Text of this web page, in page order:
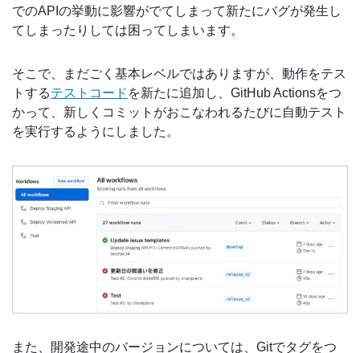
でのAPIの挙動に影響がでてしまって新たにバグが発生し
てしまったりしては困ってしまいます。
そこで、まだごく基本レベルではありますが、動作をテス
トするテストコード を新たに追加し、GitHub Actionsをつ
かって、新しくコミットがおこなわれるたびに自動テスト
を実行するようにしました。
また、開発途中のバージョンについては、Gitでタグをつ